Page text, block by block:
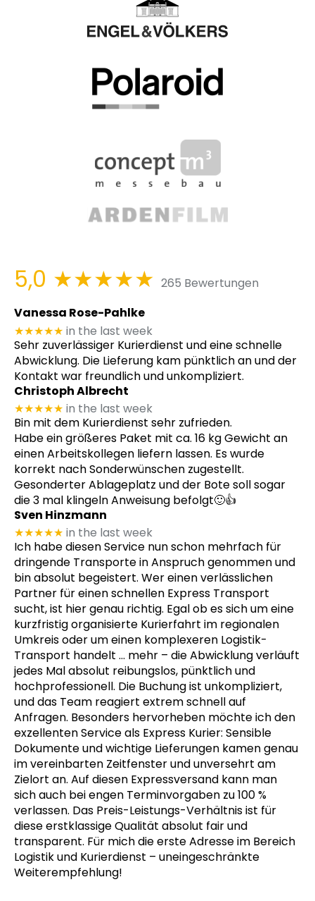
5,0 ★★★★★ 265 Bewertungen
Vanessa Rose-Pahlke
★★★★★ in the last week
Sehr zuverlässiger Kurierdienst und eine schnelle
Abwicklung. Die Lieferung kam pünktlich an und der
Kontakt war freundlich und unkompliziert.
Christoph Albrecht
★★★★★ in the last week
Bin mit dem Kurierdienst sehr zufrieden.
Habe ein größeres Paket mit ca. 16 kg Gewicht an
einen Arbeitskollegen liefern lassen. Es wurde
korrekt nach Sonderwünschen zugestellt.
Gesonderter Ablageplatz und der Bote soll sogar
die 3 mal klingeln Anweisung befolgt🙂👍
Sven Hinzmann
★★★★★ in the last week
Ich habe diesen Service nun schon mehrfach für
dringende Transporte in Anspruch genommen und
bin absolut begeistert. Wer einen verlässlichen
Partner für einen schnellen Express Transport
sucht, ist hier genau richtig. Egal ob es sich um eine
kurzfristig organisierte Kurierfahrt im regionalen
Umkreis oder um einen komplexeren Logistik-
Transport handelt … mehr – die Abwicklung verläuft
jedes Mal absolut reibungslos, pünktlich und
hochprofessionell. Die Buchung ist unkompliziert,
und das Team reagiert extrem schnell auf
Anfragen. Besonders hervorheben möchte ich den
exzellenten Service als Express Kurier: Sensible
Dokumente und wichtige Lieferungen kamen genau
im vereinbarten Zeitfenster und unversehrt am
Zielort an. Auf diesen Expressversand kann man
sich auch bei engen Terminvorgaben zu 100 %
verlassen. Das Preis-Leistungs-Verhältnis ist für
diese erstklassige Qualität absolut fair und
transparent. Für mich die erste Adresse im Bereich
Logistik und Kurierdienst – uneingeschränkte
Weiterempfehlung!